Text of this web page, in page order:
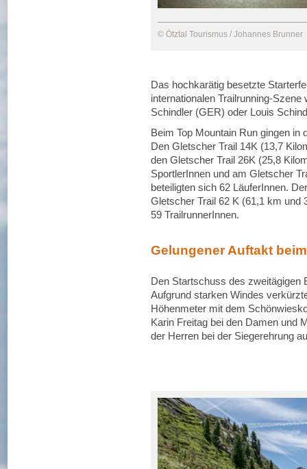
© Ötztal Tourismus / Johannes Brunner
Das hochkarätig besetzte
internationalen Trailrunning-
Schindler (GER) oder Louis
Beim Top Mountain Run gingen in
Den Gletscher Trail 14K (13,7
den Gletscher Trail 26K (25,8
SportlerInnen und am Gletscher
beteiligten sich 62 LäuferInnen.
Gletscher Trail 62 K (61,1 km und
59 TrailrunnerInnen.
Gelungener Auftakt
Den Startschuss des zweitägigen
Aufgrund starken Windes
Höhenmeter mit dem
Karin Freitag bei den Damen und
der Herren bei der Siegerehrung